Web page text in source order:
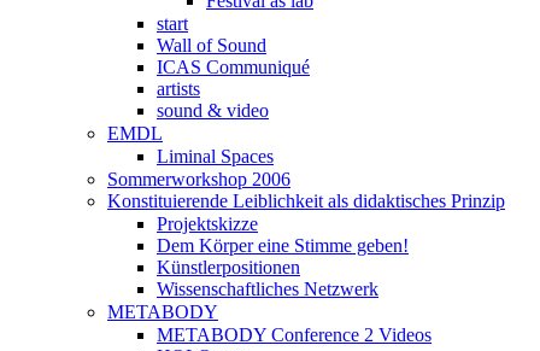
start
Wall of Sound
ICAS Communiqué
artists
sound & video
EMDL
Liminal Spaces
Sommerworkshop 2006
Konstituierende Leiblichkeit als didaktisches Prinzip
Projektskizze
Dem Körper eine Stimme geben!
Künstlerpositionen
Wissenschaftliches Netzwerk
METABODY
METABODY Conference 2 Videos